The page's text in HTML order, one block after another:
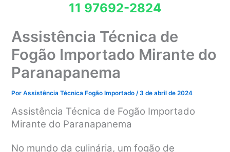
11 97692-2824
Assistência Técnica de
Fogão Importado Mirante do
Paranapanema
PorAssistência Técnica Fogão Importado/3 de abril de 2024
Assistência Técnica de Fogão Importado
Mirante do Paranapanema
No mundo da culinária, um fogão de